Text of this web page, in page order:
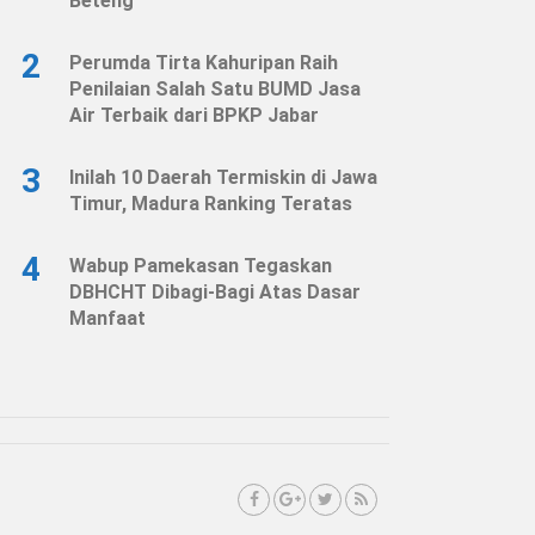
2
Perumda Tirta Kahuripan Raih
Penilaian Salah Satu BUMD Jasa
Air Terbaik dari BPKP Jabar
3
Inilah 10 Daerah Termiskin di Jawa
Timur, Madura Ranking Teratas
4
Wabup Pamekasan Tegaskan
DBHCHT Dibagi-Bagi Atas Dasar
Manfaat